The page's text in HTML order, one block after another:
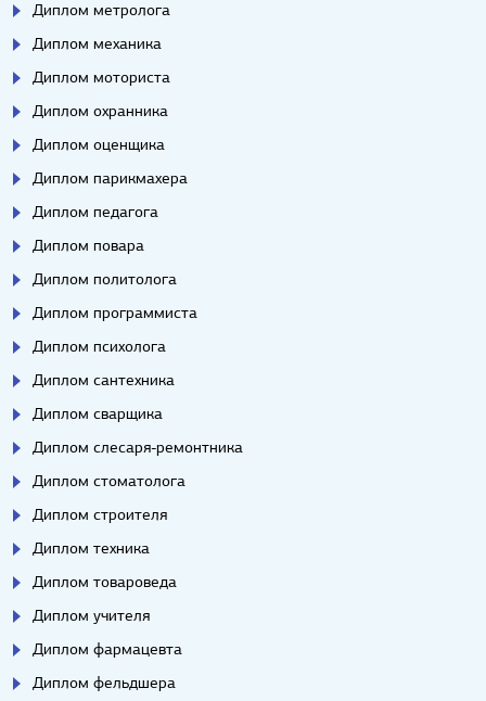
Диплом метролога
Диплом механика
Диплом моториста
Диплом охранника
Диплом оценщика
Диплом парикмахера
Диплом педагога
Диплом повара
Диплом политолога
Диплом программиста
Диплом психолога
Диплом сантехника
Диплом сварщика
Диплом слесаря-ремонтника
Диплом стоматолога
Диплом строителя
Диплом техника
Диплом товароведа
Диплом учителя
Диплом фармацевта
Диплом фельдшера